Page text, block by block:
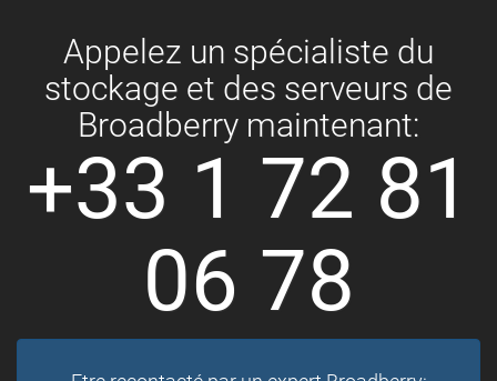
Appelez un spécialiste du
stockage et des serveurs de
Broadberry maintenant:
+33 1 72 81
06 78